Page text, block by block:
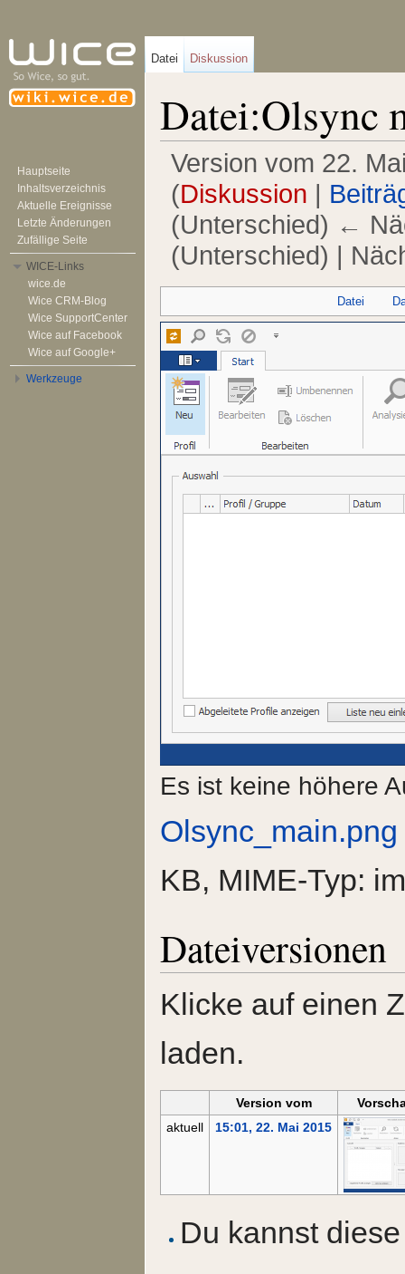
Datei:Olsync
Version vom 22.
(Diskussion |
(Unterschied) ←
(Unterschied) |
Datei
Es ist keine höhere
Olsync_main.png
KB, MIME-Typ:
Dateiversionen
Klicke auf einen
laden.
Version vom
aktuell
15:01, 22. Mai 2015
Du kannst
Datei Diskussion
Hauptseite
Inhaltsverzeichnis
Aktuelle Ereignisse
Letzte Änderungen
Zufällige Seite
WICE-Links
wice.de
Wice CRM-Blog
Wice SupportCenter
Wice auf Facebook
Wice auf Google+
Werkzeuge